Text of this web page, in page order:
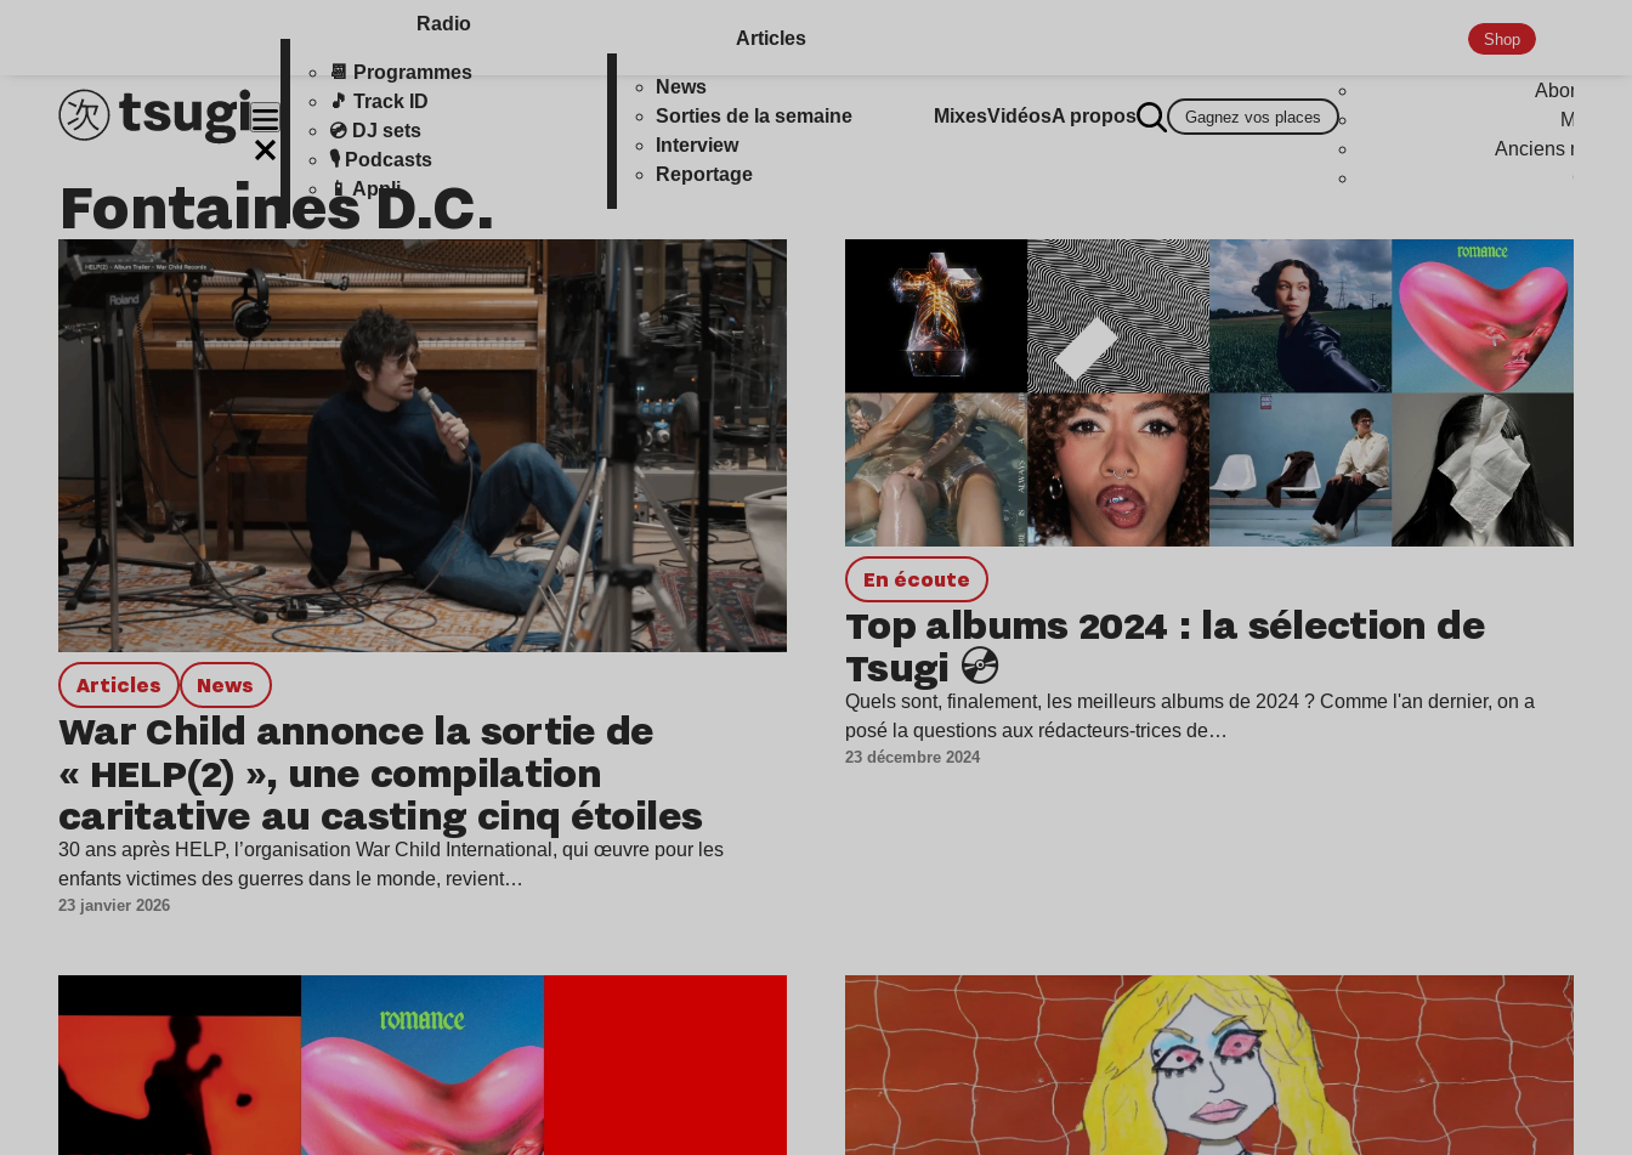
Radio
📆 Programmes
🎵 Track ID
💿 DJ sets
🎙️ Podcasts
📱 Appli
Articles
News
Sorties de la semaine
Interview
Reportage
MixesVidéosA propos Gagnez vos places
Shop
Anciens
Fontaines D.C.
Articles news
War Child annonce la sortie de
« HELP(2) », une compilation
caritative au casting cinq étoiles
30 ans après HELP, l’organisation War Child International, qui œuvre pour les
enfants victimes des guerres dans le monde, revient…
23 janvier 2026
en écoute
Top albums 2024 : la sélection de
Tsugi 💿
Quels sont, finalement, les meilleurs albums de 2024 ? Comme l'an dernier, on a
posé la questions aux rédacteurs-trices de…
23 décembre 2024